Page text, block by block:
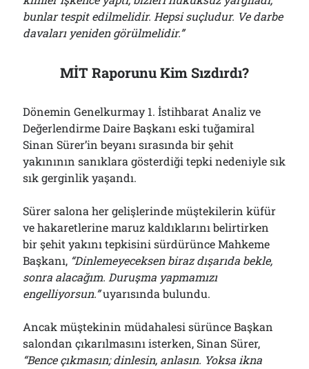
bunlar tespit edilmelidir. Hepsi suçludur. Ve darbe
davaları yeniden görülmelidir.”
MİT Raporunu Kim Sızdırdı?
Dönemin Genelkurmay 1. İstihbarat Analiz ve
Değerlendirme Daire Başkanı eski tuğamiral
Sinan Sürer’in beyanı sırasında bir şehit
yakınının sanıklara gösterdiği tepki nedeniyle sık
sık gerginlik yaşandı.
Sürer salona her gelişlerinde müştekilerin küfür
ve hakaretlerine maruz kaldıklarını belirtirken
bir şehit yakını tepkisini sürdürünce Mahkeme
Başkanı, “Dinlemeyeceksen biraz dışarıda bekle,
sonra alacağım. Duruşma yapmamızı
engelliyorsun.”uyarısında bulundu.
Ancak müştekinin müdahalesi sürünce Başkan
salondan çıkarılmasını isterken, Sinan Sürer,
“Bence çıkmasın; dinlesin, anlasın. Yoksa ikna